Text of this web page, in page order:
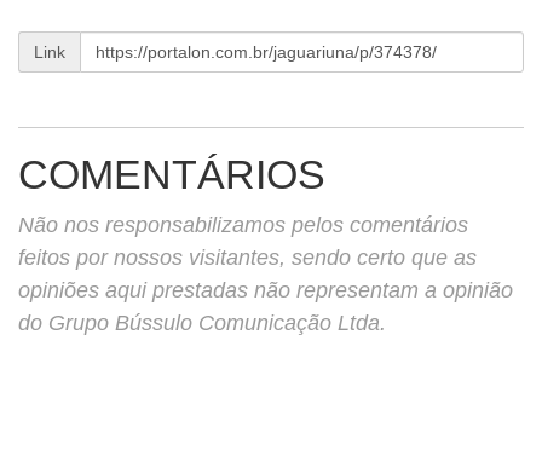
Link
COMENTÁRIOS
Não nos responsabilizamos pelos comentários
feitos por nossos visitantes, sendo certo que as
opiniões aqui prestadas não representam a opinião
do Grupo Bússulo Comunicação Ltda.